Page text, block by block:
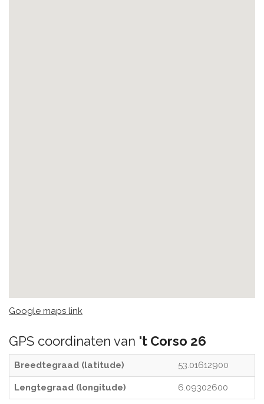
Google maps link
GPS coordinaten van 't Corso 26
Breedtegraad (latitude) 53.01612900
Lengtegraad (longitude) 6.09302600